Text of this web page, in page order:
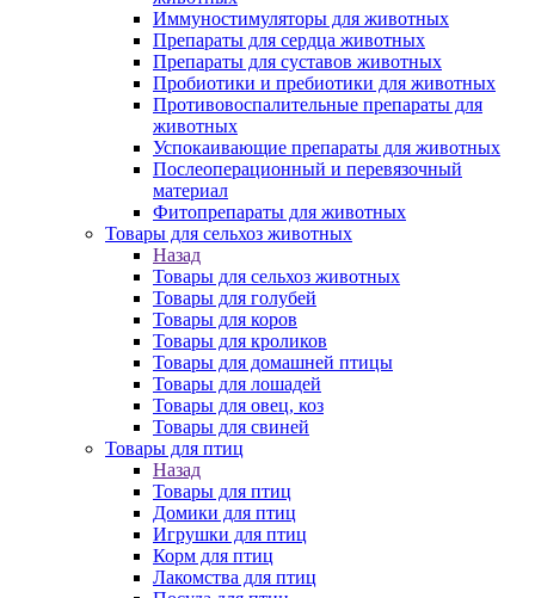
Иммуностимуляторы для животных
Препараты для сердца животных
Препараты для суставов животных
Пробиотики и пребиотики для животных
Противовоспалительные препараты для
животных
Успокаивающие препараты для животных
Послеоперационный и перевязочный
материал
Фитопрепараты для животных
Товары для сельхоз животных
Назад
Товары для сельхоз животных
Товары для голубей
Товары для коров
Товары для кроликов
Товары для домашней птицы
Товары для лошадей
Товары для овец, коз
Товары для свиней
Товары для птиц
Назад
Товары для птиц
Домики для птиц
Игрушки для птиц
Корм для птиц
Лакомства для птиц